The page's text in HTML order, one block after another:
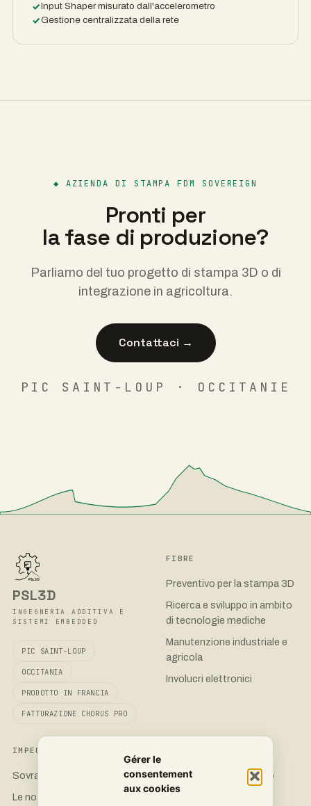
Gérer le
consentement
aux cookies
Input Shaper misurato dall'accelerometro
Gestione centralizzata della rete
◆ AZIENDA DI STAMPA FDM SOVEREIGN
Pronti per
la fase di produzione?
Parliamo del tuo progetto di stampa 3D o di
integrazione in agricoltura.
Contattaci →
PIC SAINT-LOUP · OCCITANIE
PSL3D
INGEGNERIA ADDITIVA E
SISTEMI EMBEDDED
PIC SAINT-LOUP
OCCITANIA
PRODOTTO IN FRANCIA
FATTURAZIONE CHORUS PRO
FIBRE
Preventivo per la stampa 3D
Ricerca e sviluppo in ambito
di tecnologie mediche
Manutenzione industriale e
agricola
Involucri elettronici
IMPEGNO
Sovranità 3D
Le nostre stampanti
Richiedi un preventivo